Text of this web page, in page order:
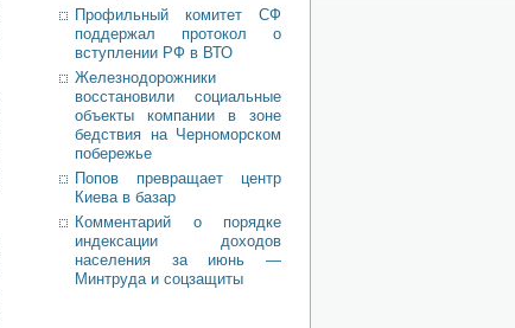
Профильный комитет СФ
поддержал протокол о
вступлении РФ в ВТО
Железнодорожники
восстановили социальные
объекты компании в зоне
бедствия на Черноморском
побережье
Попов превращает центр
Киева в базар
Комментарий о порядке
индексации доходов
населения за июнь —
Минтруда и соцзащиты